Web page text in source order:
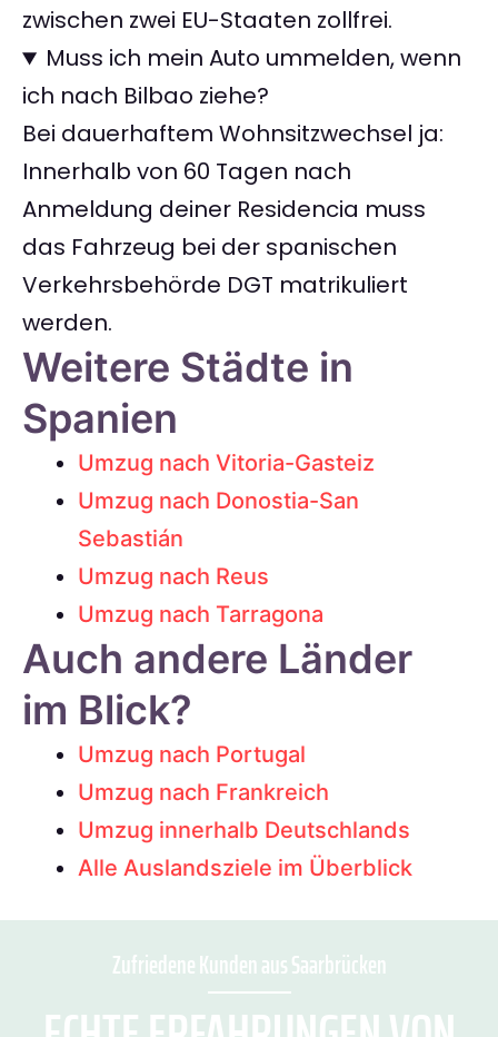
zwischen zwei EU-Staaten zollfrei.
Muss ich mein Auto ummelden, wenn
ich nach Bilbao ziehe?
Bei dauerhaftem Wohnsitzwechsel ja:
Innerhalb von 60 Tagen nach
Anmeldung deiner Residencia muss
das Fahrzeug bei der spanischen
Verkehrsbehörde DGT matrikuliert
werden.
Weitere Städte in
Spanien
Umzug nach Vitoria-Gasteiz
Umzug nach Donostia-San
Sebastián
Umzug nach Reus
Umzug nach Tarragona
Auch andere Länder
im Blick?
Umzug nach Portugal
Umzug nach Frankreich
Umzug innerhalb Deutschlands
Alle Auslandsziele im Überblick
Zufriedene Kunden aus Saarbrücken